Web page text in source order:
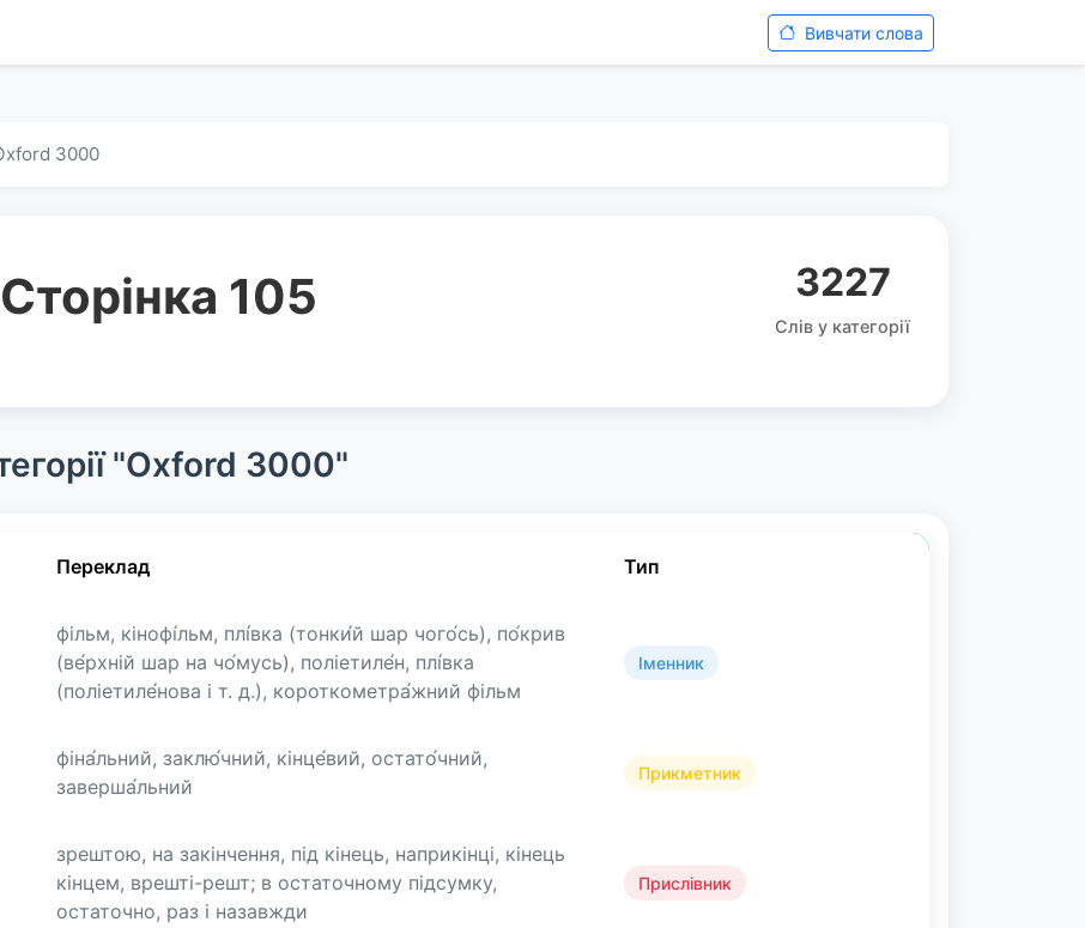
Вивчати слова
3000
Сторінка 105 3227
Слів у категорії
"Oxford 3000"
Переклад Тип
фільм, кінофі́льм, плі́вка (тонки́й шар чого́сь), по́крив
(ве́рхній шар на чо́мусь), поліетиле́н, плі́вка
(поліетиле́нова і т. д.), короткометра́жний фільм
Іменник
фіна́льний, заклю́чний, кінце́вий, остато́чний,
заверша́льний
Прикметник
зрештою, на закінчення, під кінець, наприкінці, кінець
кінцем, врешті-решт; в остаточному підсумку,
остаточно, раз і назавжди
Прислівник